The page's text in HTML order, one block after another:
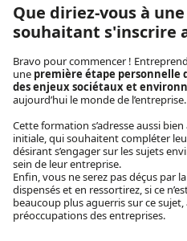
Que diriez-vous à
souhaitant s'inscrire
Bravo pour commencer !
une première étape personnelle
des enjeux sociétaux et
aujourd’hui le monde de l’entreprise.
Cette formation s’adresse aussi
initiale, qui souhaitent compléter
désirant s’engager sur les sujets
sein de leur entreprise.
Enfin, vous ne serez pas déçus par
dispensés et en ressortirez, si ce
beaucoup plus aguerris sur ce
préoccupations des entreprises.